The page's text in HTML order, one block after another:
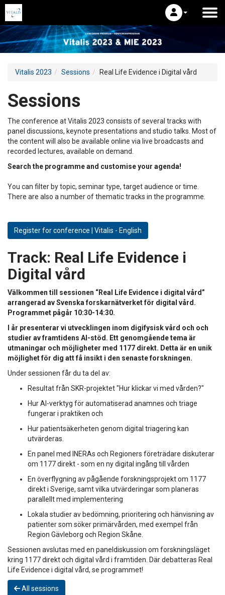
Vitalis 2023 Sessions Real Life Evidence i Digital vård
Sessions
The conference at Vitalis 2023 consists of several tracks with
panel discussions, keynote presentations and studio talks. Most of
the content will also be available online via live broadcasts and
recorded lectures, available on demand.
Search the programme and customise your agenda!
You can filter by topic, seminar type, target audience or time.
There are also a number of thematic tracks in the programme.
Register for conference | Vitalis - English
Track: Real Life Evidence i
Digital vård
Välkommen till sessionen “Real Life Evidence i digital vård”
arrangerad av Svenska forskarnätverket för digital vård.
Programmet pågår 10:30-14:30.
I år presenterar vi utvecklingen inom digifysisk vård och och
studier av framtidens AI-stöd. Ett genomgående tema är
utmaningar och möjligheter med 1177 direkt. Detta är en unik
möjlighet för dig att få insikt i den senaste forskningen.
Under sessionen får du ta del av:
Resultat från SKR-projektet "Hur klickar vi med vården?"
Hur AI-verktyg för automatiserad anamnes och triage
fungerar i praktiken och
Hur patientsäkerheten genom digital triagering kan
utvärderas.
En panel med INERAs och Regioners företrädare diskuterar
om 1177 direkt - som en ny digital ingång till vården
En överflygning av pågående forskningsprojekt om 1177
direkt i Sverige, samt vilka utvärderingar som planeras
parallellt med implementering
Lokala studier av bedömning, prioritering och hänvisning av
patienter som söker primärvården, med exempel från
Region Gävleborg och Region Skåne.
Sessionen avslutas med en paneldiskussion om forskningsläget
kring 1177 direkt och digital vård i framtiden. Där debatteras Real
Life Evidence i digital vård, se programmet!
All sessions